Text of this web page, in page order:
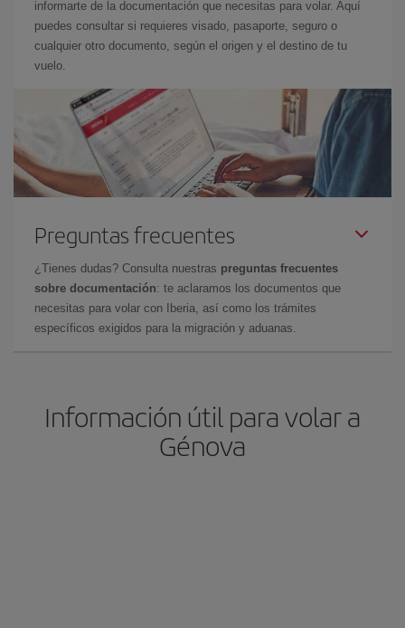
informarte de la documentación que necesitas para volar. Aquí
puedes consultar si requieres visado, pasaporte, seguro o
cualquier otro documento, según el origen y el destino de tu
vuelo.
Preguntas frecuentes
¿Tienes dudas? Consulta nuestras preguntas frecuentes
sobre documentación: te aclaramos los documentos que
necesitas para volar con Iberia, así como los trámites
específicos exigidos para la migración y aduanas.
Información útil para volar a
Génova